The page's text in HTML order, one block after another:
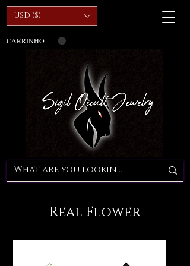
USD ($)
CARRINHO
Real Flower